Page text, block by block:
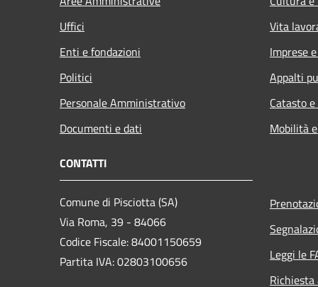
Uffici
Enti e fondazioni
Politici
Personale Amministrativo
Documenti e dati
Vita
Imprese
Appalti
Catasto
Mobilità
CONTATTI
Comune di Pisciotta (SA)
Via Roma, 39 - 84066
Codice Fiscale: 84001150659
Partita IVA: 02803100656
Leggi le